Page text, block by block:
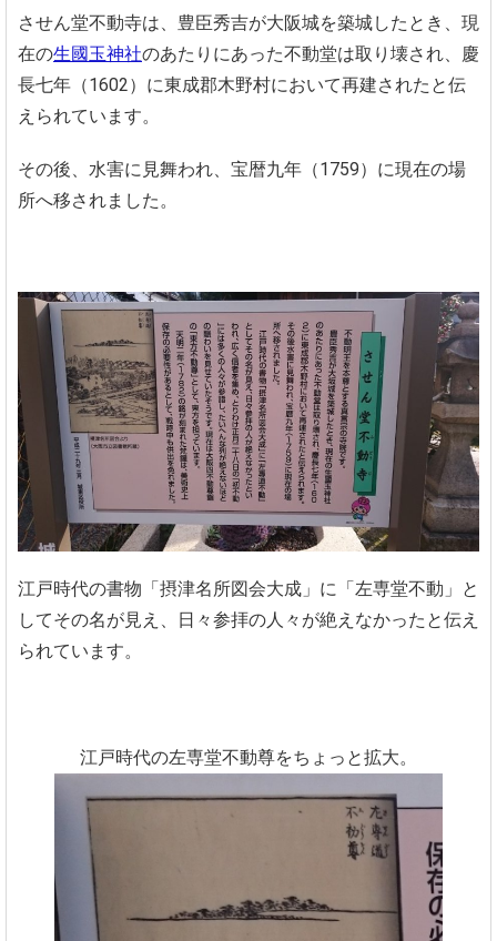
させん堂不動寺は、豊臣秀吉が大阪城を築城したとき、現
在の生國玉神社のあたりにあった不動堂は取り壊され、慶
長七年（1602）に東成郡木野村において再建されたと伝
えられています。
その後、水害に見舞われ、宝暦九年（1759）に現在の場
所へ移されました。
江戸時代の書物「摂津名所図会大成」に「左専堂不動」と
してその名が見え、日々参拝の人々が絶えなかったと伝え
られています。
江戸時代の左専堂不動尊をちょっと拡大。